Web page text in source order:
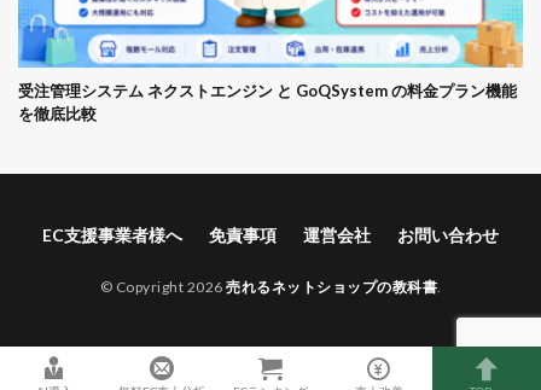
受注管理システム ネクストエンジン と GoQSystem の料金プラン機能
を徹底比較
EC支援事業者様へ 免責事項 運営会社 お問い合わせ
© Copyright 2026 売れるネットショップの教科書